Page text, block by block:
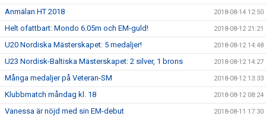
Anmälan HT 2018 2018-08-14 12:50
Helt ofattbart: Mondo 6.05m och EM-guld! 2018-08-12 21:21
U20 Nordiska Mästerskapet: 5 medaljer! 2018-08-12 14:48
U23 Nordisk-Baltiska Mästerskapet: 2 silver, 1 brons 2018-08-12 14:27
Många medaljer på Veteran-SM 2018-08-12 13:33
Klubbmatch måndag kl. 18 2018-08-12 08:24
Vanessa är nöjd med sin EM-debut 2018-08-11 17:30